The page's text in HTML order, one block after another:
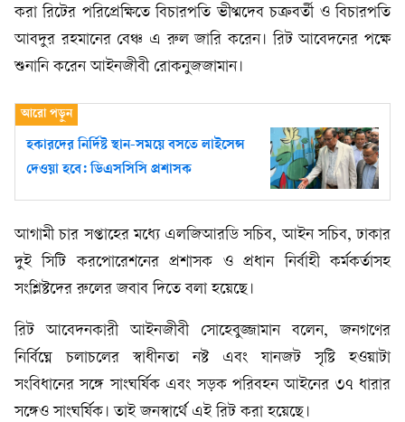
করা রিটের পরিপ্রেক্ষিতে বিচারপতি ভীষ্মদেব চক্রবর্তী ও বিচারপতি
আবদুর রহমানের বেঞ্চ এ রুল জারি করেন। রিট আবেদনের পক্ষে
শুনানি করেন আইনজীবী রোকনুজজামান।
হকারদের নির্দিষ্ট স্থান-সময়ে বসতে লাইসেন্স
দেওয়া হবে: ডিএসসিসি প্রশাসক
আগামী চার সপ্তাহের মধ্যে এলজিআরডি সচিব, আইন সচিব, ঢাকার
দুই সিটি করপোরেশনের প্রশাসক ও প্রধান নির্বাহী কর্মকর্তাসহ
সংশ্লিষ্টদের রুলের জবাব দিতে বলা হয়েছে।
রিট আবেদনকারী আইনজীবী সোহেবুজ্জামান বলেন, জনগণের
নির্বিঘ্নে চলাচলের স্বাধীনতা নষ্ট এবং যানজট সৃষ্টি হওয়াটা
সংবিধানের সঙ্গে সাংঘর্ষিক এবং সড়ক পরিবহন আইনের ৩৭ ধারার
সঙ্গেও সাংঘর্ষিক। তাই জনস্বার্থে এই রিট করা হয়েছে।